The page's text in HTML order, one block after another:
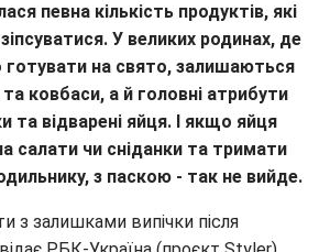
певна кількість продуктів, які
У великих родинах, де
готувати на свято, залишаються
ковбаси, а й головні атрибути
та відварені яйця. І якщо яйця
салати чи сніданки та тримати
з паскою - так не вийде.
з залишками випічки після